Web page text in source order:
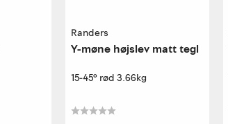
Randers
Y-møne højslev matt tegl
15-45° rød 3.66kg